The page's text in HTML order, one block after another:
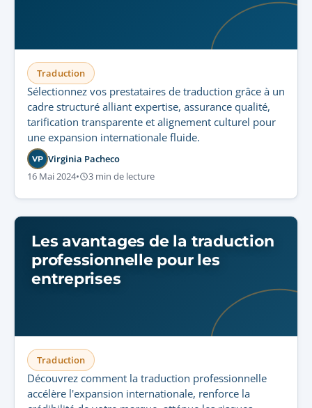
Traduction
Sélectionnez vos prestataires de traduction grâce à un
cadre structuré alliant expertise, assurance qualité,
tarification transparente et alignement culturel pour
une expansion internationale fluide.
VP Virginia Pacheco
16 Mai 2024• 3 min de lecture
Les avantages de la traduction
professionnelle pour les
entreprises
Traduction
Découvrez comment la traduction professionnelle
accélère l'expansion internationale, renforce la